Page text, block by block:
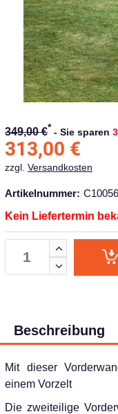
349,00 €* - Sie sparen
313,00 €
zzgl. Versandkosten
Artikelnummer:
Kein Liefertermin
Beschreibung
Mit dieser
einem Vorzelt
Die zweiteilige